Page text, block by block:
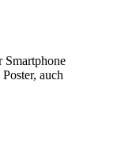
Smartphone
auch